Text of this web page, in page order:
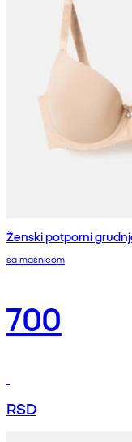
Ženski potporni
sa mašnicom
700
RSD